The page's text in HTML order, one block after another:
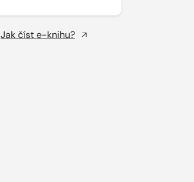
Jak číst e-knihu?